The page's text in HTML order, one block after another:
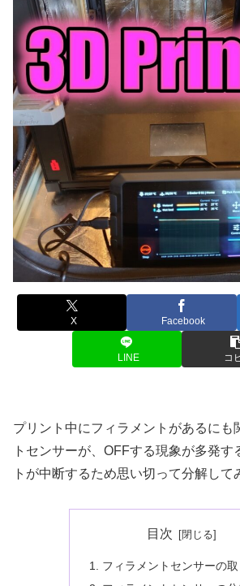
X Facebook
LINE コ
プリント中にフィラメントがあるにも
トセンサーが、OFFする現象が多発す
トが中断するため思い切って分解して
目次
フィラメントセンサーの取